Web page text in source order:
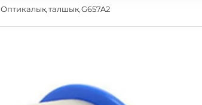
Оптикалық талшық G657A2